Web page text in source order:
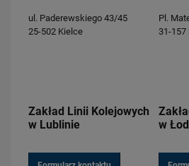
ul. Paderewskiego 43/45
25-502 Kielce
Pl.
31-157
Zakład Linii Kolejowych
w Lublinie
w